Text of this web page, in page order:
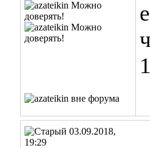
03.09.2018,
19:29